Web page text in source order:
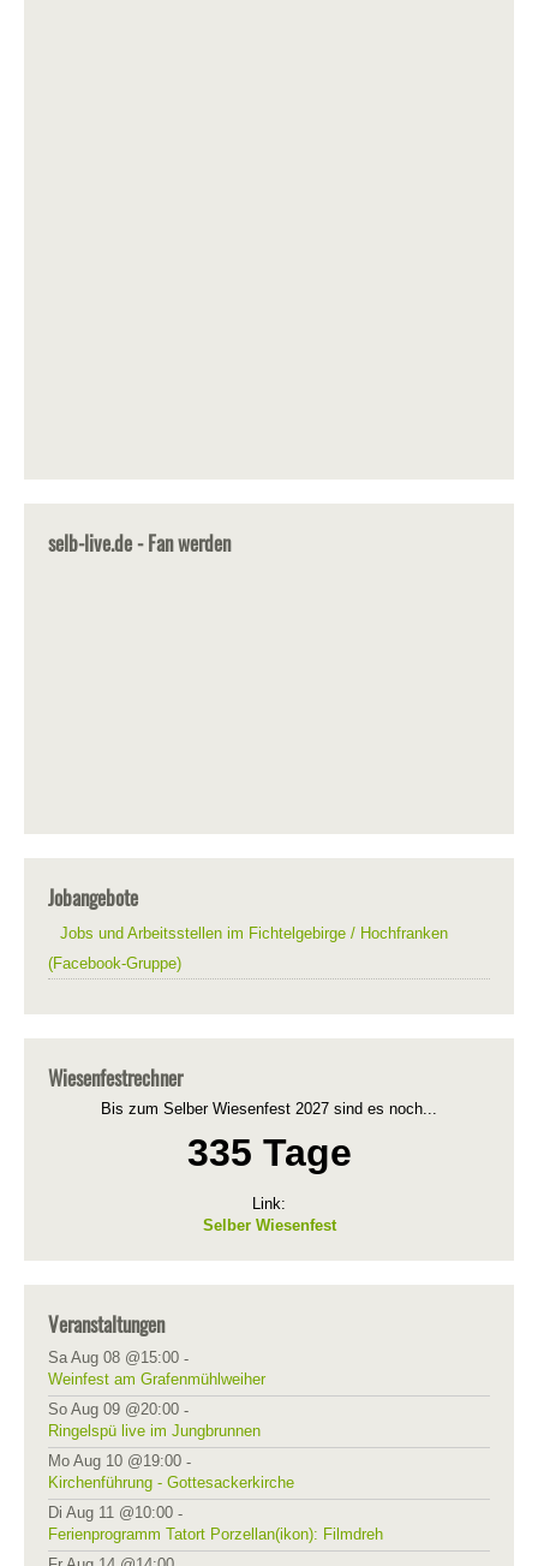
selb-live.de - Fan werden
Jobangebote
Jobs und Arbeitsstellen im Fichtelgebirge / Hochfranken
(Facebook-Gruppe)
Wiesenfestrechner
Bis zum Selber Wiesenfest 2027 sind es noch...
335 Tage
Link:
Selber Wiesenfest
Veranstaltungen
Sa Aug 08 @15:00 -
Weinfest am Grafenmühlweiher
So Aug 09 @20:00 -
Ringelspü live im Jungbrunnen
Mo Aug 10 @19:00 -
Kirchenführung - Gottesackerkirche
Di Aug 11 @10:00 -
Ferienprogramm Tatort Porzellan(ikon): Filmdreh